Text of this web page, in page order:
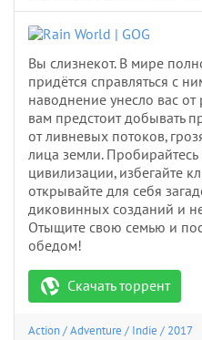
Вы слизнекот. В мире
придётся справляться с
наводнение унесло вас
вам предстоит добывать
от ливневых потоков,
лица земли.
цивилизации, избегайте
открывайте для себя
диковинных созданий и
Отыщите свою семью и
обедом!
Скачать торрент
Action/Adventure / Indie / 2017